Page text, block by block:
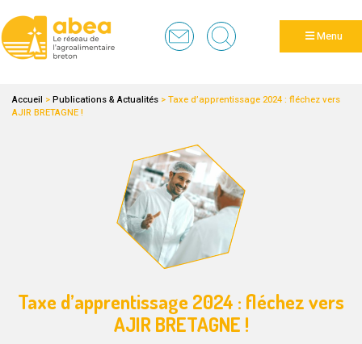
Menu
Accueil >Publications & Actualités >Taxe d’apprentissage 2024 : fléchez vers
AJIR BRETAGNE !
Taxe d’apprentissage 2024 : fléchez vers
AJIR BRETAGNE !